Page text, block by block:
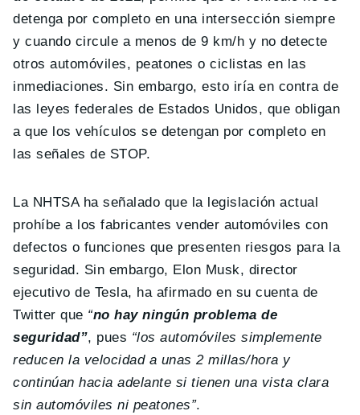
detenga por completo en una intersección siempre
y cuando circule a menos de 9 km/h y no detecte
otros automóviles, peatones o ciclistas en las
inmediaciones. Sin embargo, esto iría en contra de
las leyes federales de Estados Unidos, que obligan
a que los vehículos se detengan por completo en
las señales de STOP.
La NHTSA ha señalado que la legislación actual
prohíbe a los fabricantes vender automóviles con
defectos o funciones que presenten riesgos para la
seguridad. Sin embargo, Elon Musk, director
ejecutivo de Tesla, ha afirmado en su cuenta de
Twitter que “no hay ningún problema de
seguridad”, pues “los automóviles simplemente
reducen la velocidad a unas 2 millas/hora y
continúan hacia adelante si tienen una vista clara
sin automóviles ni peatones”.